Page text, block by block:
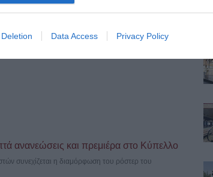
Data Access Privacy Policy
ανανεώσεις και πρεμιέρα στο Κύπελλο
συνεχίζεται η διαμόρφωση του ρόστερ του